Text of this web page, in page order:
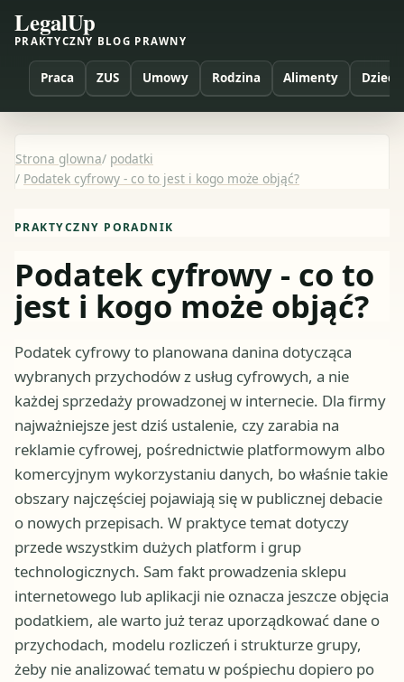
LegalUp
PRAKTYCZNY BLOG PRAWNY
Praca ZUS Umowy Rodzina Alimenty Dzieci
Strona glowna/ podatki
/ Podatek cyfrowy - co to jest i kogo może objąć?
PRAKTYCZNY PORADNIK
Podatek cyfrowy - co to
jest i kogo może objąć?
Podatek cyfrowy to planowana danina dotycząca
wybranych przychodów z usług cyfrowych, a nie
każdej sprzedaży prowadzonej w internecie. Dla firmy
najważniejsze jest dziś ustalenie, czy zarabia na
reklamie cyfrowej, pośrednictwie platformowym albo
komercyjnym wykorzystaniu danych, bo właśnie takie
obszary najczęściej pojawiają się w publicznej debacie
o nowych przepisach. W praktyce temat dotyczy
przede wszystkim dużych platform i grup
technologicznych. Sam fakt prowadzenia sklepu
internetowego lub aplikacji nie oznacza jeszcze objęcia
podatkiem, ale warto już teraz uporządkować dane o
przychodach, modelu rozliczeń i strukturze grupy,
żeby nie analizować tematu w pośpiechu dopiero po